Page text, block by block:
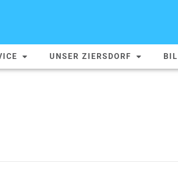
UNSER ZIERSDORF